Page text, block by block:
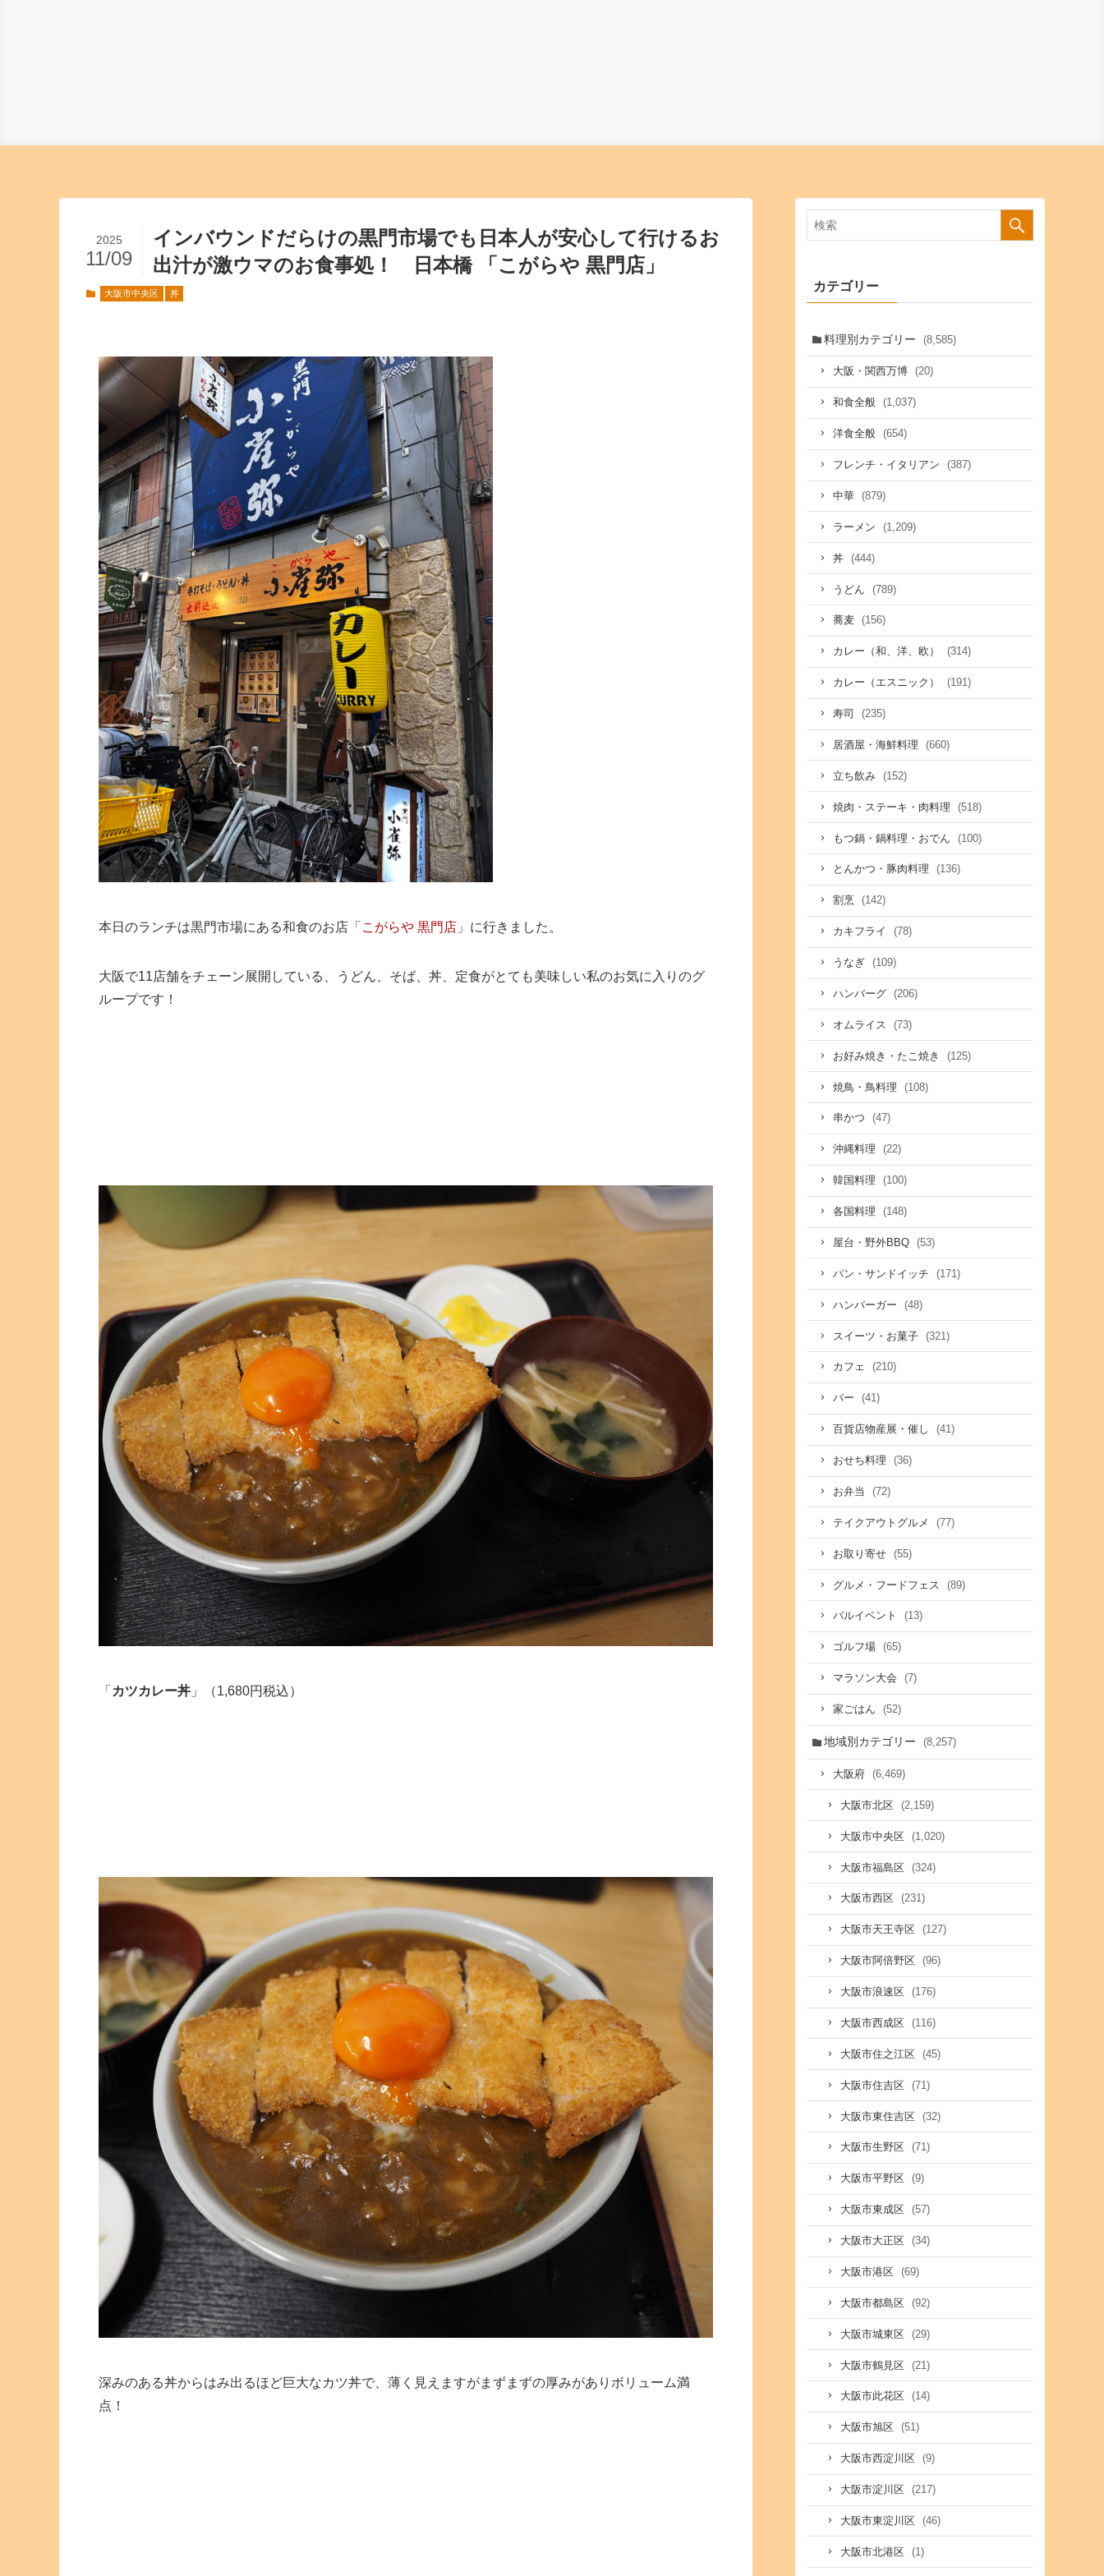
インバウンドだらけの黒門市場でも日本人が安心して行けるお
出汁が激ウマのお食事処！ 日本橋 「こがらや 黒門店」
2025
11/09
大阪市中央区 丼
本日のランチは黒門市場にある和食のお店「 こがらや 黒門店 」に行きました。
大阪で11店舗をチェーン展開している、うどん、そば、丼、定食がとても美味しい私のお気に入りのグ
ループです！
「 カツカレー丼 」（1,680円税込）
深みのある丼からはみ出るほど巨大なカツ丼で、薄く見えますがまずまずの厚みがありボリューム満
点！
カテゴリー
料理別カテゴリー (8,585)
大阪・関西万博 (20)
和食全般 (1,037)
洋食全般 (654)
フレンチ・イタリアン (387)
中華 (879)
ラーメン (1,209)
丼 (444)
うどん (789)
蕎麦 (156)
カレー（和、洋、欧） (314)
カレー（エスニック） (191)
寿司 (235)
居酒屋・海鮮料理 (660)
立ち飲み (152)
焼肉・ステーキ・肉料理 (518)
もつ鍋・鍋料理・おでん (100)
とんかつ・豚肉料理 (136)
割烹 (142)
カキフライ (78)
うなぎ (109)
ハンバーグ (206)
オムライス (73)
お好み焼き・たこ焼き (125)
焼鳥・鳥料理 (108)
串かつ (47)
沖縄料理 (22)
韓国料理 (100)
各国料理 (148)
屋台・野外BBQ (53)
パン・サンドイッチ (171)
ハンバーガー (48)
スイーツ・お菓子 (321)
カフェ (210)
バー (41)
百貨店物産展・催し (41)
おせち料理 (36)
お弁当 (72)
テイクアウトグルメ (77)
お取り寄せ (55)
グルメ・フードフェス (89)
バルイベント (13)
ゴルフ場 (65)
マラソン大会 (7)
家ごはん (52)
地域別カテゴリー (8,257)
大阪府 (6,469)
大阪市北区 (2,159)
大阪市中央区 (1,020)
大阪市福島区 (324)
大阪市西区 (231)
大阪市天王寺区 (127)
大阪市阿倍野区 (96)
大阪市浪速区 (176)
大阪市西成区 (116)
大阪市住之江区 (45)
大阪市住吉区 (71)
大阪市東住吉区 (32)
大阪市生野区 (71)
大阪市平野区 (9)
大阪市東成区 (57)
大阪市大正区 (34)
大阪市港区 (69)
大阪市都島区 (92)
大阪市城東区 (29)
大阪市鶴見区 (21)
大阪市此花区 (14)
大阪市旭区 (51)
大阪市西淀川区 (9)
大阪市淀川区 (217)
大阪市東淀川区 (46)
大阪市北港区 (1)